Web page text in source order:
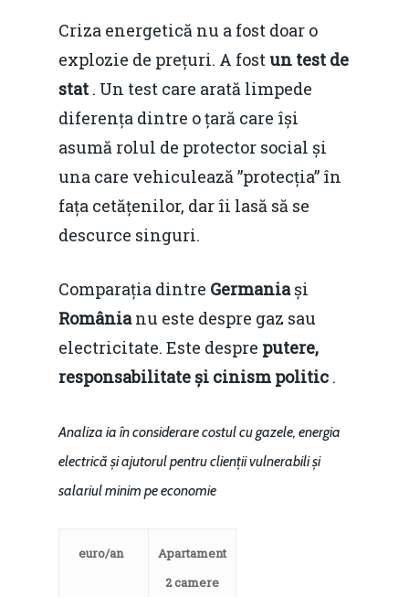
Criza energetică nu a fost doar o
explozie de prețuri. A fost un test de
stat. Un test care arată limpede
diferența dintre o țară care își
asumă rolul de protector social și
una care vehiculează ”protecția” în
fața cetățenilor, dar îi lasă să se
descurce singuri.
Comparația dintre Germaniași
Românianu este despre gaz sau
electricitate. Este despre putere,
responsabilitate și cinism politic .
Analiza ia în considerare costul cu gazele, energia
electrică și ajutorul pentru clienții vulnerabili și
salariul minim pe economie
euro/an
Apartament
2 camere